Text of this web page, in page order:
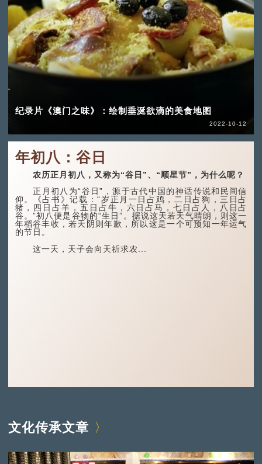
纪录片《澳门之味》：绘制垂涎欲滴的美食地图
2022-10-12
年初八：谷日
农历正月初八，又称为“谷日”、“顺星节”，为什么呢？
正月初八为“谷日”，源于古代中国的神话传说和民间信
仰。《占书》记载：“岁正月一日占鸡，二日占狗，三日占
猪，四日占羊，五日占牛，六日占马，七日占人，八日占
谷。”初八便是谷物的“生日”。据说这天若天气晴朗，则这一
年稻谷丰收，若天阴则年歉，所以这是一个可预知一年运气
的节日。
这一天，天子会向天祈求农...
文化传承文章